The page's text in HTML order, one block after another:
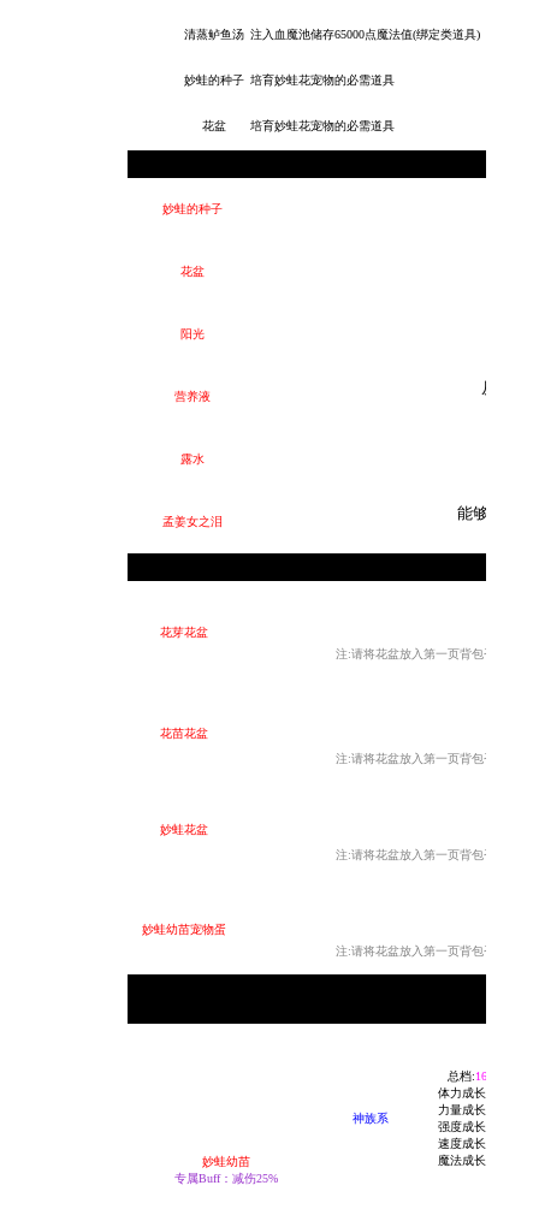
清蒸鲈鱼汤 注入血魔池储存65000点魔法值(绑定类道具)
妙蛙的种子 培育妙蛙花宠物的必需道具
花盆 培育妙蛙花宠物的必需道具
妙蛙的种子
花盆
阳光
营养液 从遥远
露水
孟姜女之泪 能够净化
花芽花盆
注:请将花盆放入第一页背包否则无法
花苗花盆
注:请将花盆放入第一页背包否则无法
妙蛙花盆
注:请将花盆放入第一页背包否则无法
妙蛙幼苗宠物蛋
注:请将花盆放入第一页背包否则无法
妙蛙幼苗
专属Buff： 减伤25%
神族系
总档:165
体力成长:60
力量成长:05
强度成长:15
速度成长:55
魔法成长:30